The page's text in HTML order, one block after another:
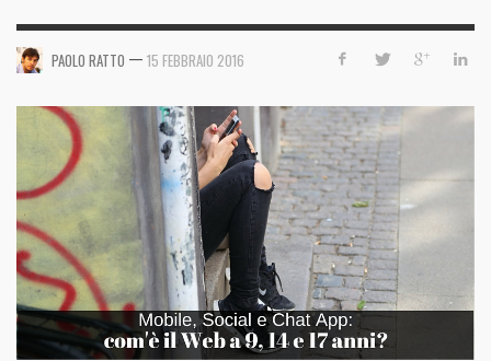
PAOLO RATTO — 15 FEBBRAIO 2016